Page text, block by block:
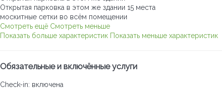
Открытая парковка в этом же здании 15 места
москитные сетки во всём помещении
Смотреть ещё Смотреть меньше
Показать больше характеристик Показать меньше характеристик
Обязательные и включённые услуги
Check-in: включена